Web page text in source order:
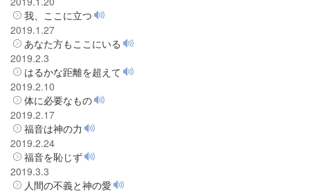
我、ここに立つ
2019.1.27
あなた方もここにいる
2019.2.3
はるかな距離を超えて
2019.2.10
体に必要なもの
2019.2.17
福音は神の力
2019.2.24
福音を恥じず
2019.3.3
人間の不義と神の愛